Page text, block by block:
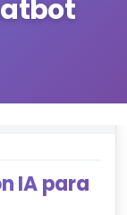
IA para